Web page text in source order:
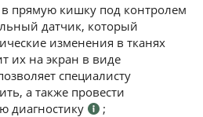
прямую кишку под контролем
датчик, который
изменения в тканях
их на экран в виде
специалисту
а также провести
диагностику
;